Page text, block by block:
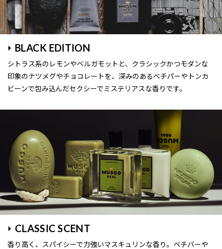
BLACK EDITION
シトラス系のレモンやベルガモットと、クラシックかつモダンな
印象のナツメグやチョコレートを、深みのあるベチパーやトンカ
ビーンで包み込んだセクシーでミステリアスな香りです。
CLASSIC SCENT
香り高く、スパイシーで力強いマスキュリンな香り。ベチバーや